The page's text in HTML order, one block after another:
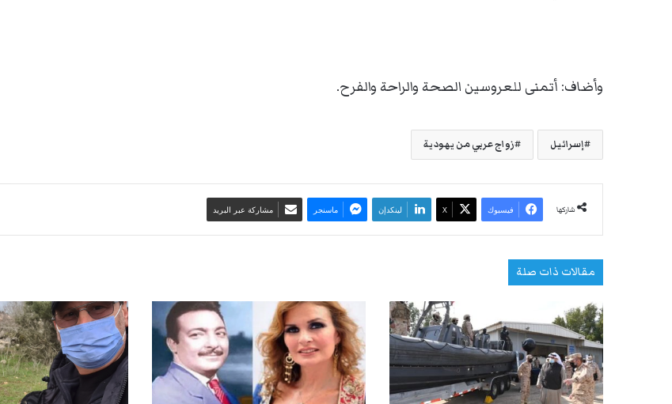
وأضاف: أتمنى للعروسين الصحة والراحة والفرح.
إسرائيل زواج عربي من يهودية
شاركها فيسبوك ‫X لينكدإن ماسنجر مشاركة عبر البريد
مقالات ذات صلة